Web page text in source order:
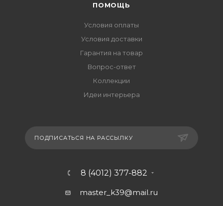
ПОМОЩЬ
Условия оплаты
Условия доставки
Гарантия на товар
Вопрос-ответ
Коллекции
Идеи интерьера
ПОДПИСАТЬСЯ НА РАССЫЛКУ
8 (4012) 377-882
master_k39@mail.ru